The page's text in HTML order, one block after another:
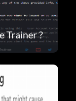
Trainer ?